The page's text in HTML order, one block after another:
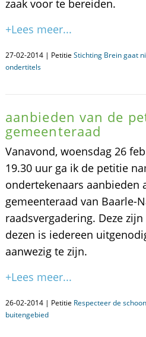
zaak voor te bereiden.
+Lees meer...
27-02-2014 | Petitie Stichting Brein gaat
ondertitels
aanbieden van de
gemeenteraad
Vanavond, woensdag 26
19.30 uur ga ik de petitie
ondertekenaars aanbieden
gemeenteraad van Baarle-
raadsvergadering. Deze
dezen is iedereen
aanwezig te zijn.
+Lees meer...
26-02-2014 | Petitie Respecteer de
buitengebied